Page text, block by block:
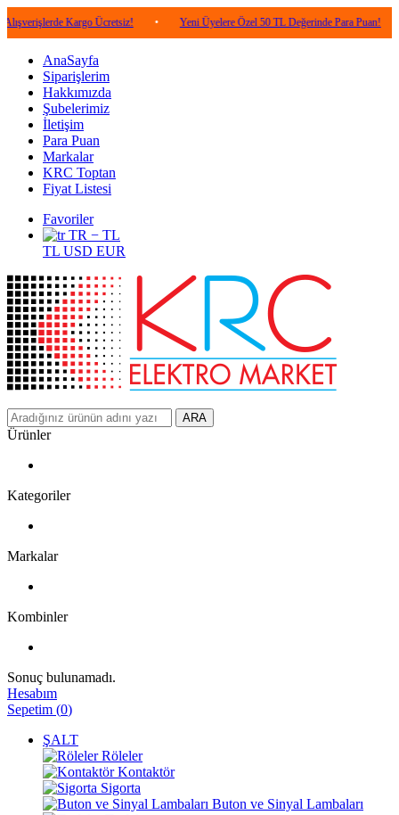
Kargo Ücretsiz! • Yeni Üyelere Özel 50 TL Değerinde Para Puan! •
AnaSayfa
Siparişlerim
Hakkımızda
Şubelerimiz
İletişim
Para Puan
Markalar
KRC Toptan
Fiyat Listesi
Favoriler
TR − TL
TL USD EUR
ARA
Ürünler
Kategoriler
Markalar
Kombinler
Sonuç bulunamadı.
Hesabım
Sepetim (0)
ŞALT
Röleler
Kontaktör
Sigorta
Buton ve Sinyal Lambaları